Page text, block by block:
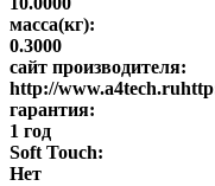
масса(кг):
0.3000
сайт производителя:
http://
гарантия:
1 год
Soft Touch:
Нет